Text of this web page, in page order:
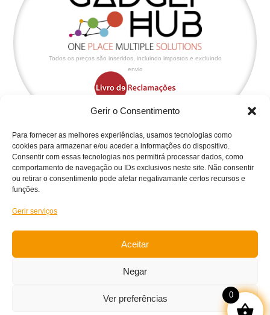
Gerir o Consentimento
Para fornecer as melhores experiências, usamos tecnologias como
cookies para armazenar e/ou aceder a informações do dispositivo.
Consentir com essas tecnologias nos permitirá processar dados, como
comportamento de navegação ou IDs exclusivos neste site. Não consentir
ou retirar o consentimento pode afetar negativamante certos recursos e
funções.
Gerir serviços
Aceitar
Negar
Ver preferências
Todos os preços são inseridos, incluindo impostos e excluindo
envio
Políticas & Condições
Política de Cookies
Condições de Garantia
Condições de Trocas/Devoluções
Projeto Acelerar 2030, desenvolvido pela Condensado Numérico.
0